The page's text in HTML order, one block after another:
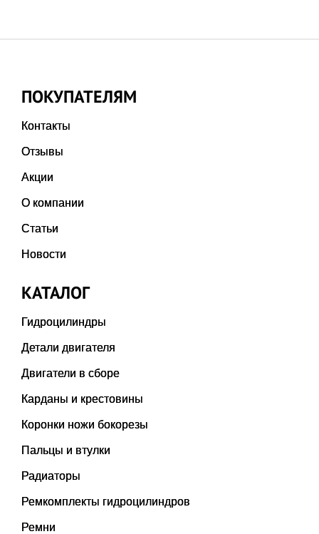
ПОКУПАТЕЛЯМ
Контакты
Отзывы
Акции
О компании
Статьи
Новости
КАТАЛОГ
Гидроцилиндры
Детали двигателя
Двигатели в сборе
Карданы и крестовины
Коронки ножи бокорезы
Пальцы и втулки
Радиаторы
Ремкомплекты гидроцилиндров
Ремни